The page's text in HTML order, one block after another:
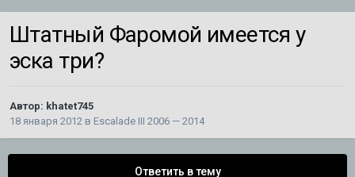
Дергается акпп при переключении Srx 2
Автор: ,30 сентября 2016
Не могу добить сборку магнитолы типа Тесла на
SRX2
Автор:mironyuk59,27 июлявSRX 2010 - 2016
просмотров
Штатный Фаромой имеется у
эска три?
Автор: khatet745
18 января 2012 в Escalade III 2006 — 2014
Ответить в тему